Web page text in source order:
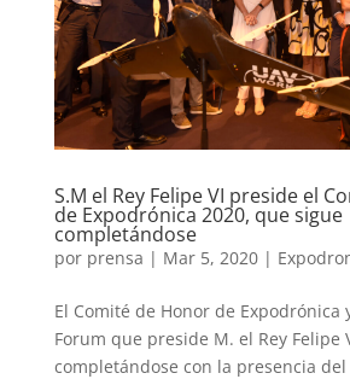
S.M el Rey Felipe VI preside el
de Expodrónica 2020, que sigue
completándose
por prensa | Mar 5, 2020|
El Comité de Honor de Expodrónica
Forum que preside M. el Rey Felipe
completándose con la presencia